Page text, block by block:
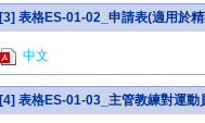
[3] 表格ES-01-02_申請表(適用於
中文
[4] 表格ES-01-03_主管教練對運